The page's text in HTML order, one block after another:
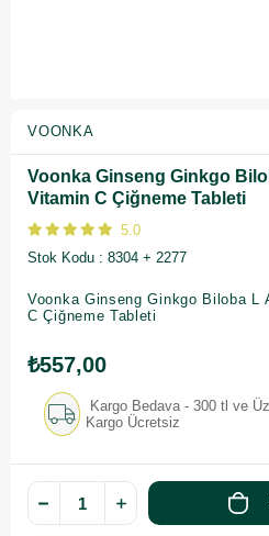
VOONKA
Voonka Ginseng Ginkgo
Vitamin C Çiğneme Tableti
5.0
Stok Kodu
8304 + 2277
Voonka Ginseng Ginkgo Biloba L
C Çiğneme Tableti
₺557,00
Kargo Bedava - 300 tl ve
Kargo Ücretsiz